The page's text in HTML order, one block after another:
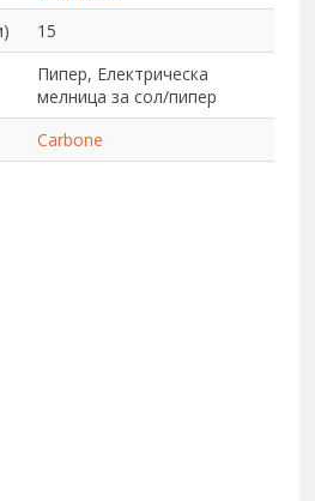
15
Пипер, Електрическа
мелница за сол/пипер
Carbone